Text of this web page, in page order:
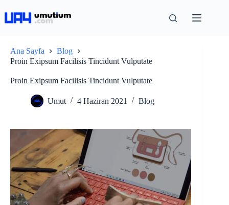
Ana Sayfa
Blog
Proin Exipsum Facilisis Tincidunt Vulputate
Proin Exipsum Facilisis Tincidunt Vulputate
Umut 4 Haziran 2021 Blog